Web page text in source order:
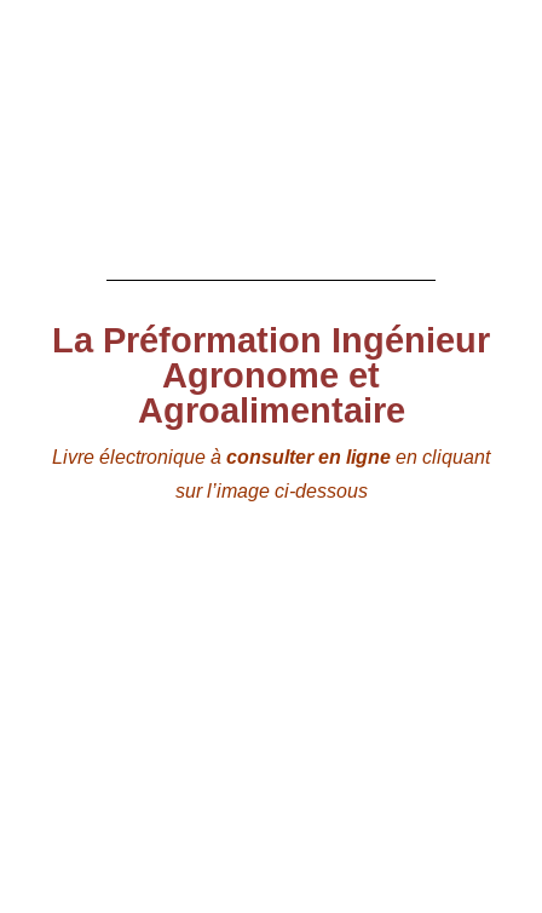
La Préformation Ingénieur
Agronome et
Agroalimentaire
Livre électronique à consulter en ligne en cliquant
sur l’image ci-dessous